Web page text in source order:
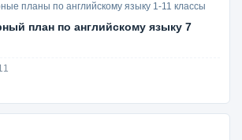
планы по английскому языку 1-11 классы
план по английскому языку 7